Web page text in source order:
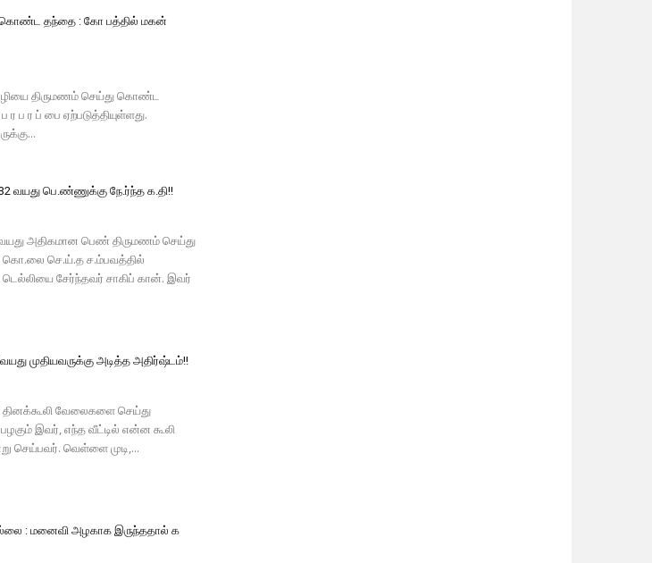
கொண்ட தந்தை : கோ பத்தில் மகன்
திருமணம் செய்து கொண்ட
ர ப் பை ஏற்படுத்தியுள்ளது.
பெ.ண்ணுக்கு நே.ர்ந்த க.தி!!
அதிகமான பெண் திருமணம் செய்து
செ.ய்.த ச.ம்பவத்தில்
டெல்லியை சேர்ந்தவர் சாகிப் கான். இவர்
முதியவருக்கு அடித்த அதிர்ஷ்டம்!!
தினக்கூலி வேலைகளை செய்து
பழகும் இவர், எந்த வீட்டில் என்ன கூலி
செய்பவர். வெள்ளை முடி,...
: மனைவி அழகாக இருந்ததால் க